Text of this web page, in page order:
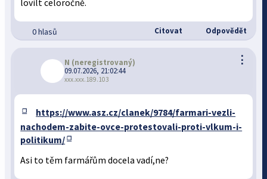
lovilt celoročně.
0 hlasů Citovat Odpovědět
⋮
N (neregistrovaný)
09.07.2026, 21:02:44
xxx.xxx.189.103
https://www.asz.cz/clanek/9784/farmari-vezli-
nachodem-zabite-ovce-protestovali-proti-vlkum-i-
politikum/
Asi to těm farmářům docela vadí,ne?